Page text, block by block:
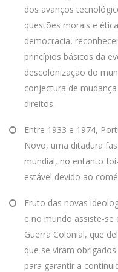
dos avanços
questões morais e
democracia,
princípios básicos da
descolonização do
conjectura de
direitos.
Entre 1933 e 1974,
Novo, uma ditadura
mundial, no entanto
estável devido ao
Fruto das novas
e no mundo assiste-se
Guerra Colonial, que
que se viram
para garantir a